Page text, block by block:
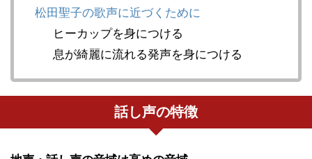
松田聖子の歌声に近づくために
ヒーカップを身につける
息が綺麗に流れる発声を身につける
話し声の特徴